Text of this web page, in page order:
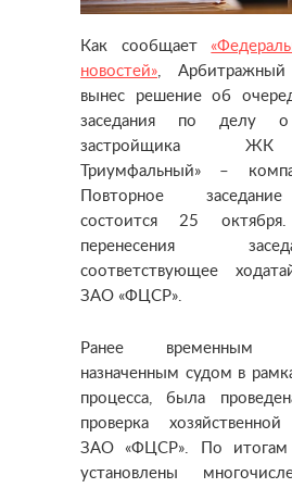
Как сообщает
новостей» ,
вынес решение об
заседания по делу о
застройщика ЖК
Триумфальный» –
Повторное
состоится 25
перенесения
соответствующее
ЗАО «ФЦСР».
Ранее временным
назначенным судом в
процесса, была
проверка хозяйственной
ЗАО «ФЦСР». По итогам
установлены